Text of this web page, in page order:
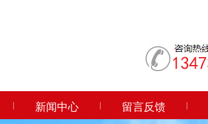
新闻中心 留言反馈